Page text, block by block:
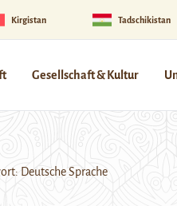
Kirgistan Tadschikistan
Gesellschaft & Kultur
Deutsche Sprache